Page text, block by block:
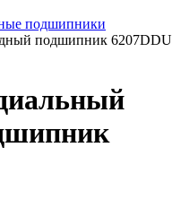
подшипники
подшипник 6207DDU